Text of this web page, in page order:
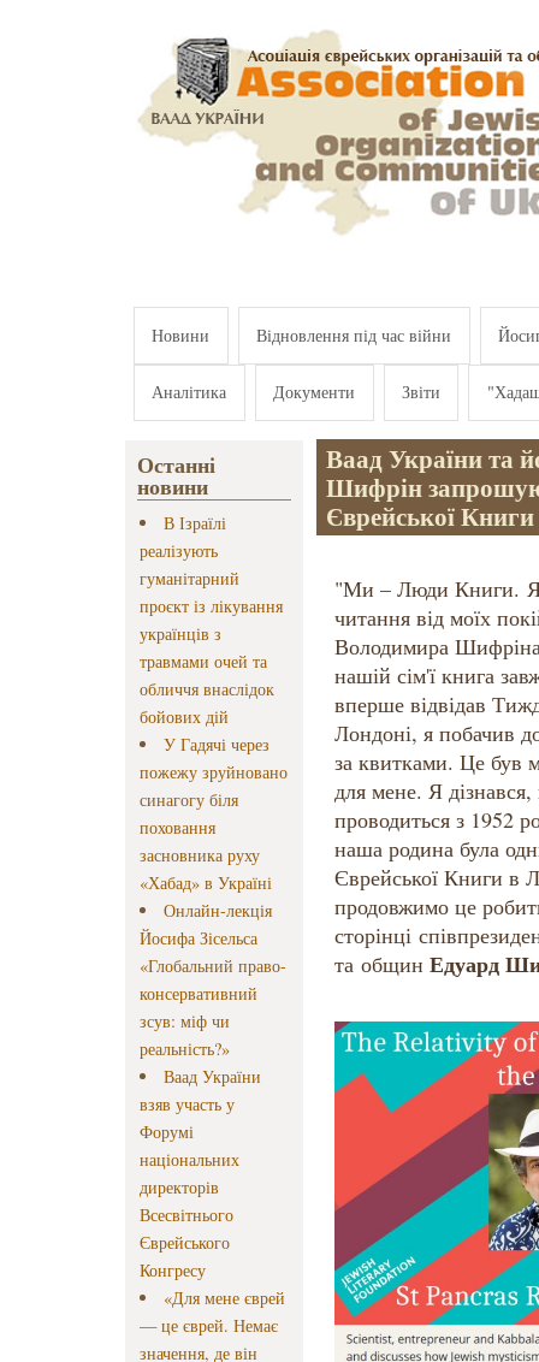
Новини Відновлення під час війни
Аналітика Документи Звіти
Останні
новини
В Ізраїлі
реалізують
гуманітарний
проєкт із лікування
українців з
травмами очей та
обличчя внаслідок
бойових дій
У Гадячі через
пожежу зруйновано
синагогу біля
поховання
засновника руху
«Хабад» в Україні
Онлайн-лекція
Йосифа Зісельса
«Глобальний право-
консервативний
зсув: міф чи
реальність?»
Ваад України
взяв участь у
Форумі
національних
директорів
Всесвітнього
Єврейського
Конгресу
«Для мене єврей
— це єврей. Немає
значення, де він
Ваад України та
Шифрін
Єврейської
"Ми – Люди Книги. Я
читання від моїх
Володимира Шифріна
нашій сім'ї книга
вперше відвідав
Лондоні, я побачив
за квитками. Це був
для мене. Я
проводиться з 1952
наша родина була
Єврейської Книги в
продовжимо це
сторінці
та общин Едуард